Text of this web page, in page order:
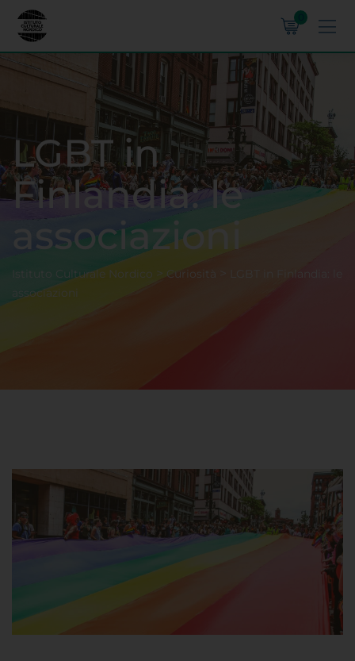
LGBT in
Finlandia: le
associazioni
Istituto Culturale Nordico > Curiosità >
associazioni